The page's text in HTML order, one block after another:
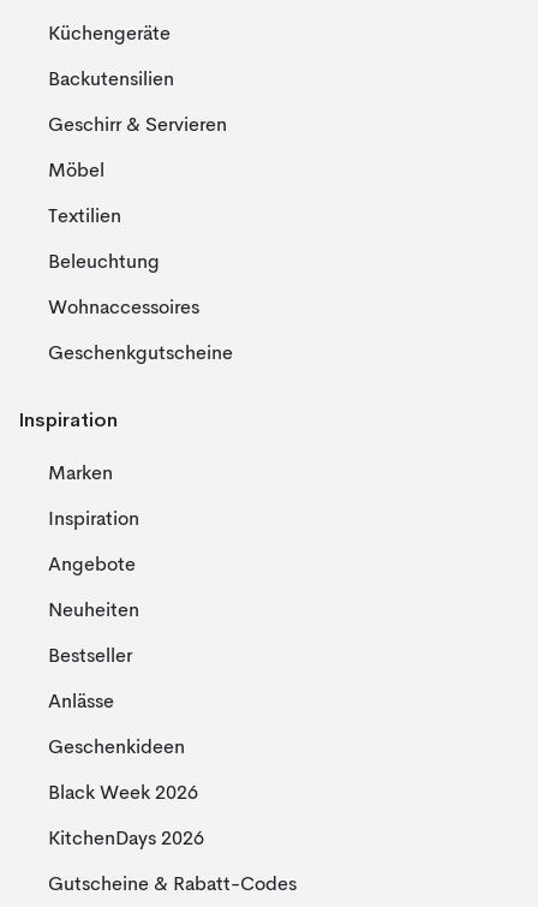
Küchengeräte
Backutensilien
Geschirr & Servieren
Möbel
Textilien
Beleuchtung
Wohnaccessoires
Geschenkgutscheine
Inspiration
Marken
Inspiration
Angebote
Neuheiten
Bestseller
Anlässe
Geschenkideen
Black Week 2026
KitchenDays 2026
Gutscheine & Rabatt-Codes